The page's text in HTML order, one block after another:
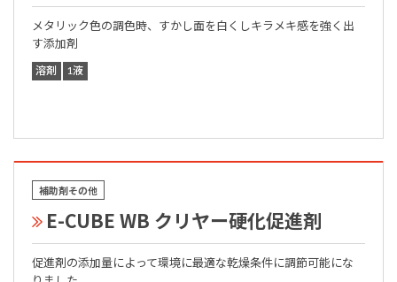
メタリック色の調色時、すかし面を白くしキラメキ感を強く出
す添加剤
溶剤 1液
補助剤その他
E-CUBE WB クリヤー硬化促進剤
促進剤の添加量によって環境に最適な乾燥条件に調節可能にな